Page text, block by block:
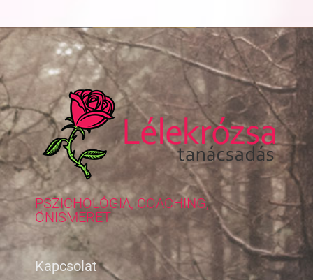
PSZICHOLÓGIA, COACHING,
ÖNISMERET
Kapcsolat